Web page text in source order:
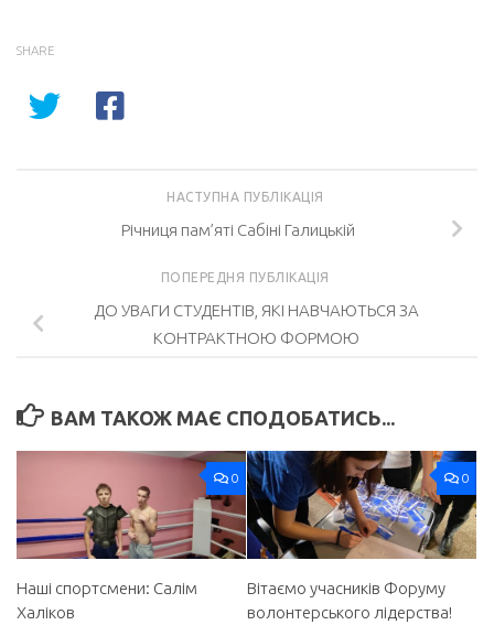
SHARE
НАСТУПНА ПУБЛІКАЦІЯ
Річниця пам’яті Сабіні Галицькій
ПОПЕРЕДНЯ ПУБЛІКАЦІЯ
ДО УВАГИ СТУДЕНТІВ, ЯКІ НАВЧАЮТЬСЯ ЗА
КОНТРАКТНОЮ ФОРМОЮ
ВАМ ТАКОЖ МАЄ СПОДОБАТИСЬ...
0
Наші спортсмени: Салім
Халіков
0
Вітаємо учасників Форуму
волонтерського лідерства!